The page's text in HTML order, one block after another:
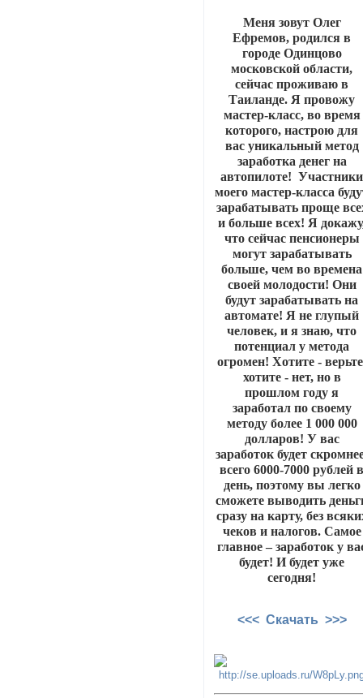
Меня зовут Олег
Ефремов, родился в
городе Одинцово
московской области,
сейчас проживаю в
Таиланде. Я провожу
мастер-класс, во время
которого, настрою для
вас уникальный метод
заработка денег на
автопилоте! Участники
моего мастер-класса
зарабатывать проще
и больше всех! Я
что сейчас пенсионеры
могут зарабатывать
больше, чем во времена
своей молодости! Они
будут зарабатывать на
автомате! Я не глупый
человек, и я знаю, что
потенциал у метода
огромен! Хотите -
хотите - нет, но в
прошлом году я
заработал по своему
методу более 1 000 000
долларов! У вас
заработок будет
всего 6000-7000 рублей
день, поэтому вы легко
сможете выводить
сразу на карту, без
чеков и налогов. Самое
главное – заработок у
будет! И будет уже
сегодня!
<<< Скачать >>>